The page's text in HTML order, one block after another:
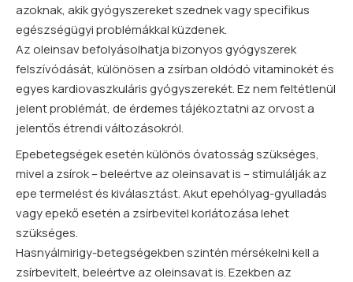
azoknak, akik gyógyszereket szednek vagy specifikus
egészségügyi problémákkal küzdenek.
Az oleinsav befolyásolhatja bizonyos gyógyszerek
felszívódását, különösen a zsírban oldódó vitaminokét és
egyes kardiovaszkuláris gyógyszerekét. Ez nem feltétlenül
jelent problémát, de érdemes tájékoztatni az orvost a
jelentős étrendi változásokról.
Epebetegségek esetén különös óvatosság szükséges,
mivel a zsírok – beleértve az oleinsavat is – stimulálják az
epe termelést és kiválasztást. Akut epehólyag-gyulladás
vagy epekő esetén a zsírbevitel korlátozása lehet
szükséges.
Hasnyálmirigy-betegségekben szintén mérsékelni kell a
zsírbevitelt, beleértve az oleinsavat is. Ezekben az